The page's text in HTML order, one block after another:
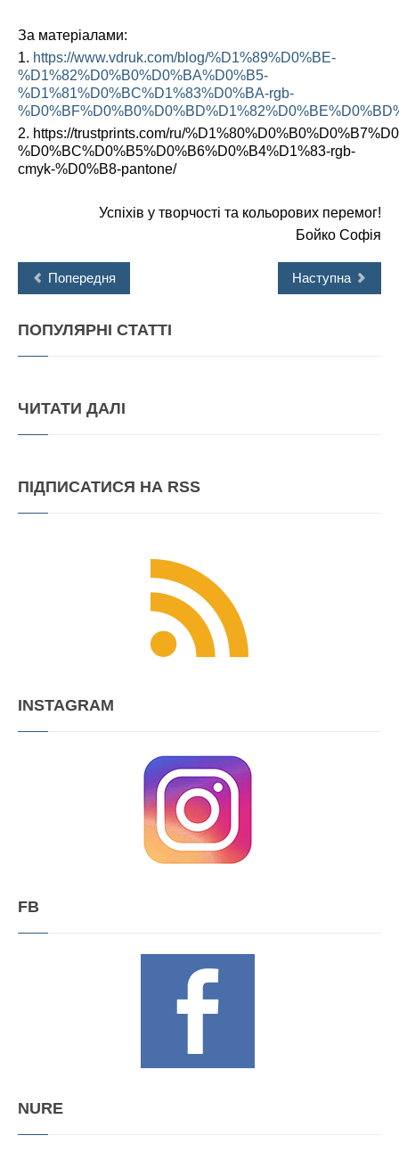
За матеріалами:
1. https://www.vdruk.com/blog/%D1%89%D0%BE-
%D1%82%D0%B0%D0%BA%D0%B5-
%D1%81%D0%BC%D1%83%D0%BA-rgb-
2. https://trustprints.com/ru/
%D0%BC%D0%B5%D0%B6%D0%B4%D1%83-rgb-
cmyk-%D0%B8-pantone/
Успіхів у творчості та кольорових перемог!
Бойко Софія
Попередня Наступна
ПОПУЛЯРНІ СТАТТІ
ЧИТАТИ ДАЛІ
ПІДПИСАТИСЯ НА RSS
INSTAGRAM
FB
NURE